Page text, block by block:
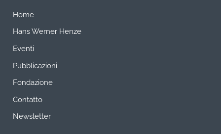
Home
Hans Werner Henze
Eventi
Pubblicazioni
Fondazione
Contatto
Newsletter